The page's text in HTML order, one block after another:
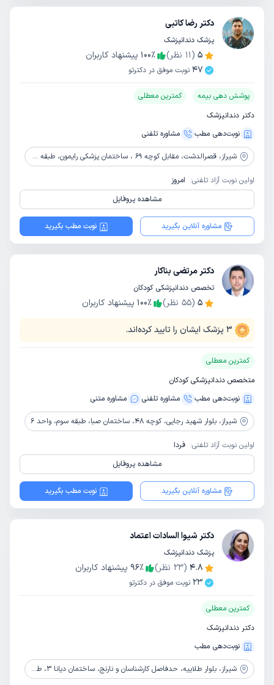
دکتر رضا کاتبی
پزشک دندانپزشک
5
(
11 نظر) 100٪
پیشنهاد کاربران
47 نوبت موفق در دکترتو
پوشش دهی بیمه
کمترین معطلی
دکتر دندانپزشک
نوبت‌دهی مطب
مشاوره‌ تلفنی
شیراز، قصرالدشت، مقابل کوچه 69 ، ساختمان پزشکی رایمون، طبقه 3، واحد 302
اولین نوبت آزاد تلفنی: امروز
مشاهده پروفایل
مشاوره آنلاین بگیرید نوبت مطب بگیرید
دکتر مرتضی بناکار
تخصص دندانپزشکی کودکان
5
(
55 نظر) 100٪ پیشنهاد کاربران
3 پزشک ایشان را تایید کرده‌اند.
کمترین معطلی
متخصص دندانپزشکی کودکان
نوبت‌دهی مطب
مشاوره‌ تلفنی مشاوره‌ متنی
شیراز، بلوار شهید رجایی، کوچه 48، ساختمان صبا، طبقه سوم، واحد 6
اولین نوبت آزاد تلفنی: فردا
مشاهده پروفایل
مشاوره آنلاین بگیرید نوبت مطب بگیرید
دکتر شیوا السادات اعتماد
پزشک دندانپزشک
4.8
(
23 نظر) 96٪
پیشنهاد کاربران
23 نوبت موفق در دکترتو
کمترین معطلی
دکتر دندانپزشک
نوبت‌دهی مطب
شیراز، بلوار طلاییه، حدفاصل کارشناسان و نارنج، ساختمان دیانا 3، طبقه همکف